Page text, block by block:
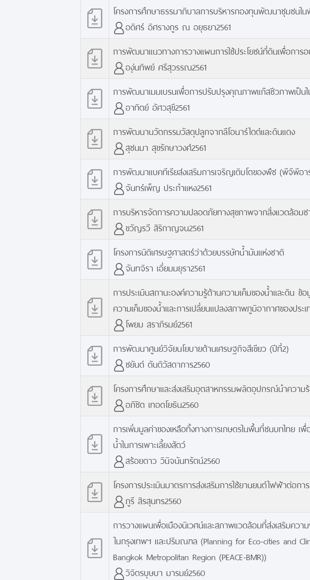
โครงการศึกษาธรรมาภิบาลการบริหารกองทุนพัฒนาชุมชนใ
อดิศร์ อิศรางกูร ณ อยุธยา2561
การพัฒนาแนวทางการวางแผนการใช้ประโยชน์ที่ดินเพื่อกา
องุ่นทิพย์ ศรีสุวรรณ2561
การพัฒนาเมมเบรนเพื่อการปรับปรุงคุณภาพแก๊สชีวภาพเป็นไ
อาทิตย์ อัศวสุขี2561
การพัฒนานวัตกรรมวัสดุปลูกจากลีโอนาร์ไดต์และดินแดง
สุชนมา สุขรักษาวงศ์2561
การพัฒนาแบคทีเรียส่งเสริมการเจริญเติบโตของพืช (พีจีพีอ
จันทร์เพ็ญ ประกำแหง2561
การบริหารจัดการความปลอดภัยทางสุขภาพจากสิ่งแวดล้อมช
ขวัญรวี สิริกาญจน2561
โครงการนิติเศรษฐศาสตร์ว่าด้วยบรรษัทน้ำมันแห่งชาติ
จันทจิรา เอี่ยมมยุรา2561
การประเมินสถานะองค์ความรู้ด้านความเค็มของน้ำและดิน
ความเค็มของน้ำและการเปลี่ยนแปลงสภาพภูมิอากาศของประ
โพยม สราภิรมย์2561
การพัฒนาศูนย์วิจัยนโยบายด้านเศรษฐกิจสีเขียว (ปีที่2)
ชยันต์ ตันติวัสดาการ2560
โครงการศึกษาและส่งเสริมอุตสาหกรรมผลิตอุปกรณ์นำความ
อภิชิต เทอดโยธิน2560
การเพิ่มมูลค่าของเหลือทิ้งทางการเกษตรในพื้นที่ชนบทไทย
น้ำในการเพาะเลี้ยงสัตว์
สร้อยดาว วินิจนันทรัตน์2560
โครงการประเมินมาตรการส่งเสริมการใช้ยานยนต์ไฟฟ้าต่อ
ภูรี สิรสุนทร2560
การวางแผนเพื่อเมืองนิเวศน์และสภาพแวดล้อมที่ส่งเสริมคว
ในกรุงเทพฯ และปริมณฑล (Planning for Eco-cities and
Bangkok Metropolitan Region (PEACE-BMR))
วิจิตรบุษบา มารมย์2560